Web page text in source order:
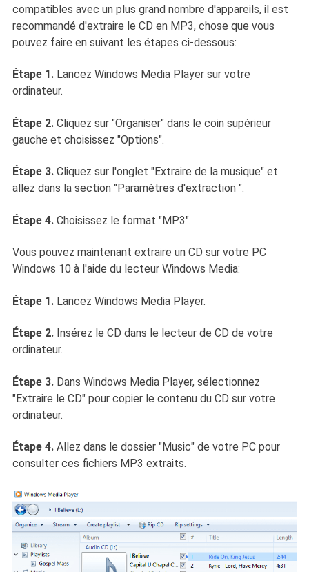
compatibles avec un plus grand nombre d'appareils, il est
recommandé d'extraire le CD en MP3, chose que vous
pouvez faire en suivant les étapes ci-dessous:
Étape 1. Lancez Windows Media Player sur votre
ordinateur.
Étape 2. Cliquez sur "Organiser" dans le coin supérieur
gauche et choisissez "Options".
Étape 3. Cliquez sur l'onglet "Extraire de la musique" et
allez dans la section "Paramètres d'extraction ".
Étape 4. Choisissez le format "MP3".
Vous pouvez maintenant extraire un CD sur votre PC
Windows 10 à l'aide du lecteur Windows Media:
Étape 1. Lancez Windows Media Player.
Étape 2. Insérez le CD dans le lecteur de CD de votre
ordinateur.
Étape 3. Dans Windows Media Player, sélectionnez
"Extraire le CD" pour copier le contenu du CD sur votre
ordinateur.
Étape 4. Allez dans le dossier "Music" de votre PC pour
consulter ces fichiers MP3 extraits.